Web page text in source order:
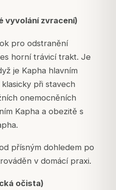
vyvolání zvracení)
pro odstranění
horní trávicí trakt. Je
je Kapha hlavním
při stavech
onemocněních
Kapha a obezitě s
přísným dohledem po
v domácí praxi.
očista)